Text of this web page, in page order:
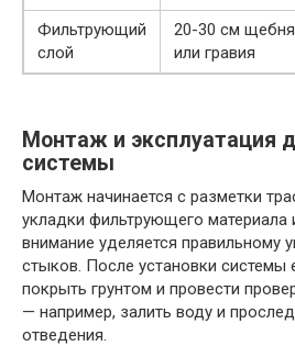
Фильтрующий
слой
20-30 см щебня
или гравия
Монтаж и эксплуатация
системы
Монтаж начинается с разметки
укладки фильтрующего материала
внимание уделяется правильному
стыков. После установки системы
покрыть грунтом и провести
— например, залить воду и
отведения.